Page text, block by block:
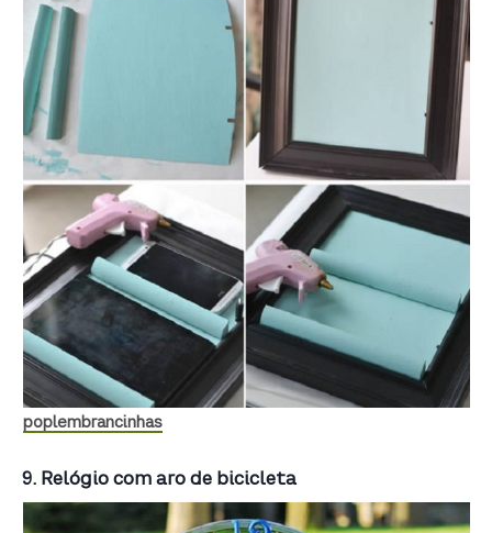
poplembrancinhas
9. Relógio com aro de bicicleta